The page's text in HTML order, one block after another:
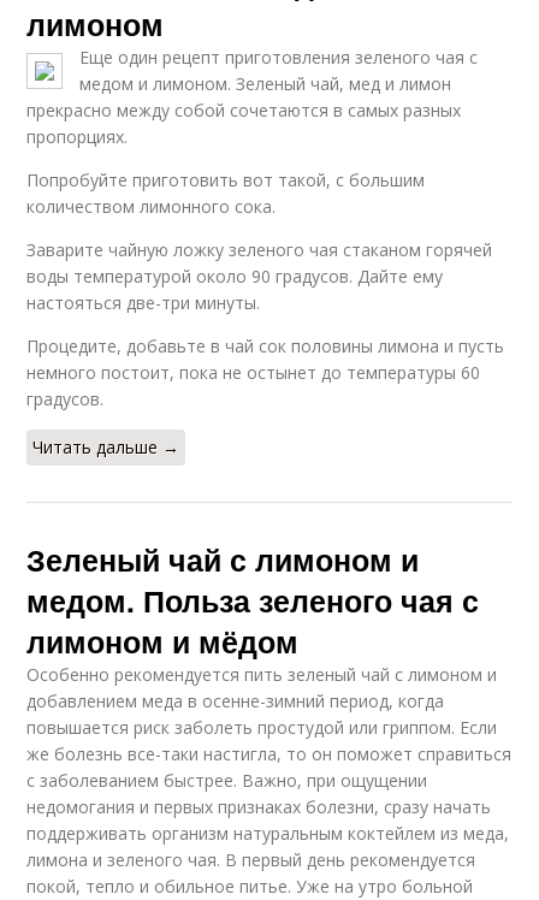
лимоном
Еще один рецепт приготовления зеленого чая с
медом и лимоном. Зеленый чай, мед и лимон
прекрасно между собой сочетаются в самых разных
пропорциях.
Попробуйте приготовить вот такой, с большим
количеством лимонного сока.
Заварите чайную ложку зеленого чая стаканом горячей
воды температурой около 90 градусов. Дайте ему
настояться две-три минуты.
Процедите, добавьте в чай сок половины лимона и пусть
немного постоит, пока не остынет до температуры 60
градусов.
Читать дальше →
Зеленый чай с лимоном и
медом. Польза зеленого чая с
лимоном и мёдом
Особенно рекомендуется пить зеленый чай с лимоном и
добавлением меда в осенне-зимний период, когда
повышается риск заболеть простудой или гриппом. Если
же болезнь все-таки настигла, то он поможет справиться
с заболеванием быстрее. Важно, при ощущении
недомогания и первых признаках болезни, сразу начать
поддерживать организм натуральным коктейлем из меда,
лимона и зеленого чая. В первый день рекомендуется
покой, тепло и обильное питье. Уже на утро больной